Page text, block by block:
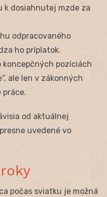
k dosiahnutej mzde za
odpracovaného
ho príplatok.
pozíciách
ale len v zákonných
od aktuálnej
uvedené vo
počas sviatku je možná